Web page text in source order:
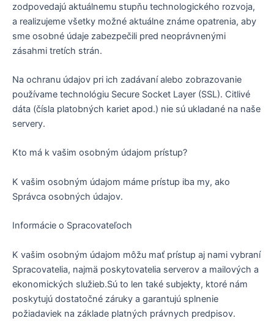
zodpovedajú aktuálnemu stupňu technologického rozvoja,
a realizujeme všetky možné aktuálne známe opatrenia, aby
sme osobné údaje zabezpečili pred neoprávnenými
zásahmi tretích strán.
Na ochranu údajov pri ich zadávaní alebo zobrazovanie
používame technológiu Secure Socket Layer (SSL). Citlivé
dáta (čísla platobných kariet apod.) nie sú ukladané na naše
servery.
Kto má k vašim osobným údajom prístup?
K vašim osobným údajom máme prístup iba my, ako
Správca osobných údajov.
Informácie o Spracovateľoch
K vašim osobným údajom môžu mať prístup aj nami vybraní
Spracovatelia, najmä poskytovatelia serverov a mailových a
ekonomických služieb.Sú to len také subjekty, ktoré nám
poskytujú dostatočné záruky a garantujú splnenie
požiadaviek na základe platných právnych predpisov.